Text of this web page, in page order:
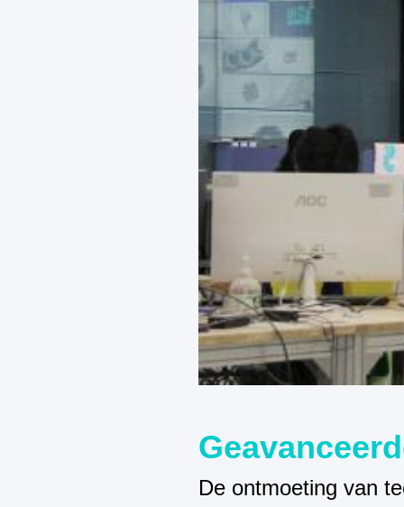
De ontmoeting van